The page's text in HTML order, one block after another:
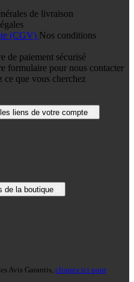
de livraison
(CGV) Nos conditions
de paiement sécurisé
formulaire pour nous contacter
ce que vous cherchez
liens de votre compte
de la boutique
Avis Garantis, cliquez ici pour